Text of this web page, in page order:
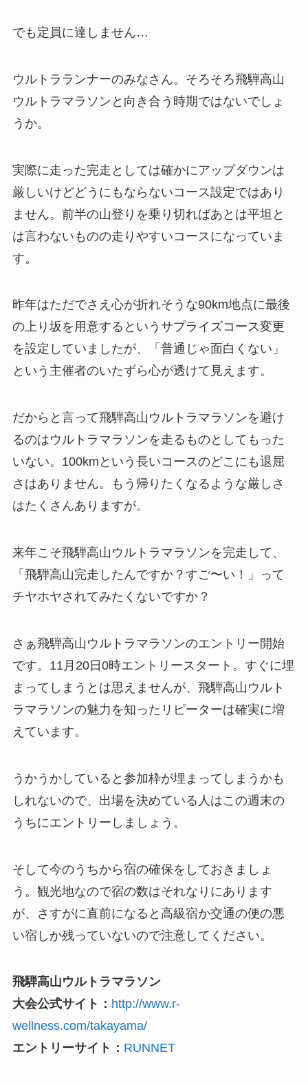
でも定員に達しません…
ウルトラランナーのみなさん。そろそろ飛騨高山
ウルトラマラソンと向き合う時期ではないでしょ
うか。
実際に走った完走としては確かにアップダウンは
厳しいけどどうにもならないコース設定ではあり
ません。前半の山登りを乗り切ればあとは平坦と
は言わないものの走りやすいコースになっていま
す。
昨年はただでさえ心が折れそうな90km地点に最後
の上り坂を用意するというサプライズコース変更
を設定していましたが、「普通じゃ面白くない」
という主催者のいたずら心が透けて見えます。
だからと言って飛騨高山ウルトラマラソンを避け
るのはウルトラマラソンを走るものとしてもった
いない。100kmという長いコースのどこにも退屈
さはありません。もう帰りたくなるような厳しさ
はたくさんありますが。
来年こそ飛騨高山ウルトラマラソンを完走して、
「飛騨高山完走したんですか？すご〜い！」って
チヤホヤされてみたくないですか？
さぁ飛騨高山ウルトラマラソンのエントリー開始
です。11月20日0時エントリースタート。すぐに埋
まってしまうとは思えませんが、飛騨高山ウルト
ラマラソンの魅力を知ったリピーターは確実に増
えています。
うかうかしていると参加枠が埋まってしまうかも
しれないので、出場を決めている人はこの週末の
うちにエントリーしましょう。
そして今のうちから宿の確保をしておきましょ
う。観光地なので宿の数はそれなりにあります
が、さすがに直前になると高級宿か交通の便の悪
い宿しか残っていないので注意してください。
飛騨高山ウルトラマラソン
大会公式サイト： http://www.r-
wellness.com/takayama/
エントリーサイト： RUNNET